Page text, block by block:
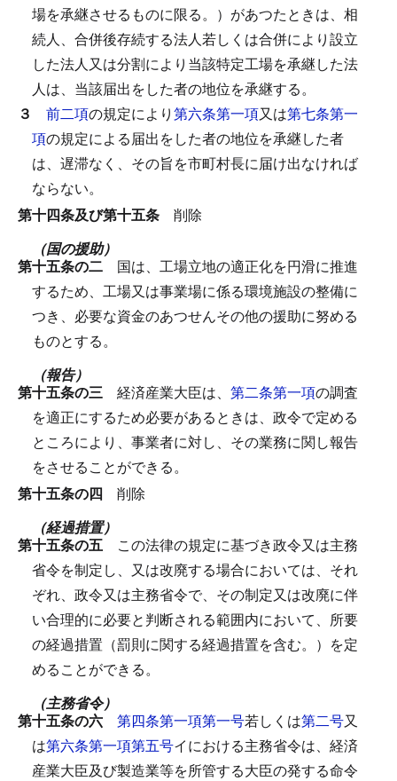
場を承継させるものに限る。）があつたときは、相
続人、合併後存続する法人若しくは合併により設立
した法人又は分割により当該特定工場を承継した法
人は、当該届出をした者の地位を承継する。
３ 前二項の規定により第六条第一項又は第七条第一
項の規定による届出をした者の地位を承継した者
は、遅滞なく、その旨を市町村長に届け出なければ
ならない。
第十四条及び第十五条 削除
（国の援助）
第十五条の二 国は、工場立地の適正化を円滑に推進
するため、工場又は事業場に係る環境施設の整備に
つき、必要な資金のあつせんその他の援助に努める
ものとする。
（報告）
第十五条の三 経済産業大臣は、 第二条第一項の調査
を適正にするため必要があるときは、政令で定める
ところにより、事業者に対し、その業務に関し報告
をさせることができる。
第十五条の四 削除
（経過措置）
第十五条の五 この法律の規定に基づき政令又は主務
省令を制定し、又は改廃する場合においては、それ
ぞれ、政令又は主務省令で、その制定又は改廃に伴
い合理的に必要と判断される範囲内において、所要
の経過措置（罰則に関する経過措置を含む。）を定
めることができる。
（主務省令）
第十五条の六 第四条第一項第一号若しくは第二号又
は第六条第一項第五号イにおける主務省令は、経済
産業大臣及び製造業等を所管する大臣の発する命令